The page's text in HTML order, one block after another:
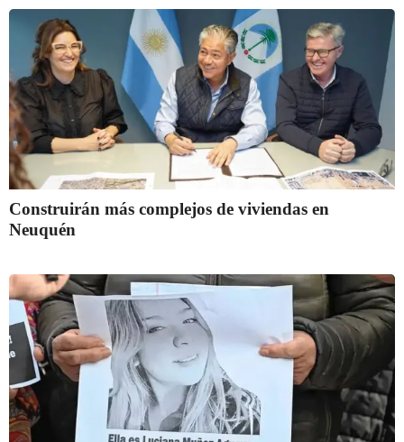
Construirán más complejos de viviendas en
Neuquén